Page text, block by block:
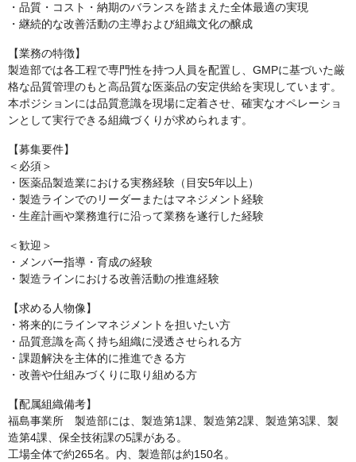
・品質・コスト・納期のバランスを踏まえた全体最適の実現
・継続的な改善活動の主導および組織文化の醸成
【業務の特徴】
製造部では各工程で専門性を持つ人員を配置し、GMPに基づいた厳
格な品質管理のもと高品質な医薬品の安定供給を実現しています。
本ポジションには品質意識を現場に定着させ、確実なオペレーショ
ンとして実行できる組織づくりが求められます。
【募集要件】
＜必須＞
・医薬品製造業における実務経験（目安5年以上）
・製造ラインでのリーダーまたはマネジメント経験
・生産計画や業務進行に沿って業務を遂行した経験
＜歓迎＞
・メンバー指導・育成の経験
・製造ラインにおける改善活動の推進経験
【求める人物像】
・将来的にラインマネジメントを担いたい方
・品質意識を高く持ち組織に浸透させられる方
・課題解決を主体的に推進できる方
・改善や仕組みづくりに取り組める方
【配属組織備考】
福島事業所 製造部には、製造第1課、製造第2課、製造第3課、製
造第4課、保全技術課の5課がある。
工場全体で約265名。内、製造部は約150名。